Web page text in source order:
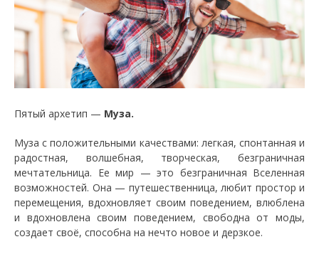
Пятый архетип — Муза.
Муза с положительными качествами: легкая, спонтанная и
радостная, волшебная, творческая, безграничная
мечтательница. Ее мир — это безграничная Вселенная
возможностей. Она — путешественница, любит простор и
перемещения, вдохновляет своим поведением, влюблена
и вдохновлена своим поведением, свободна от моды,
создает своё, способна на нечто новое и дерзкое.